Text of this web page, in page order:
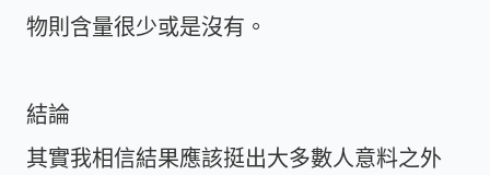
物則含量很少或是沒有。
結論
其實我相信結果應該挺出大多數人意料之外